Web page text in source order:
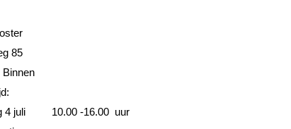
85
Binnen
4 juli 10.00 -16.00uur